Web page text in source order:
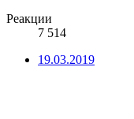
Реакции
7 514
19.03.2019